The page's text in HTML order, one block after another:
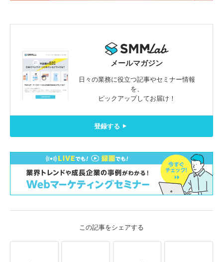
メールマガジン
日々の業務に役立つ記事やセミナー情報
を、
ピックアップしてお届け！
登録する
この記事をシェアする